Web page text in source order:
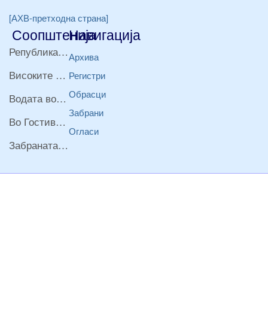
[АХВ-претходна страна]
Соопштенија
Република Бугарија ги засили официјалните контроли при увоз на свежо овошје и зеленчук
Високите температури ризик од труење со храна, опасни се и за животните
Водата во Гостивар може да се користи како техничка, продолжува испораката на флаширана вода
Во Гостивар спроведени 70 вонредни контроли
Забраната за водата во Гостивар останува на сила, операторите да користат само технички безбедна вода
Навигација
Архива
Регистри
Обрасци
Забрани
Огласи